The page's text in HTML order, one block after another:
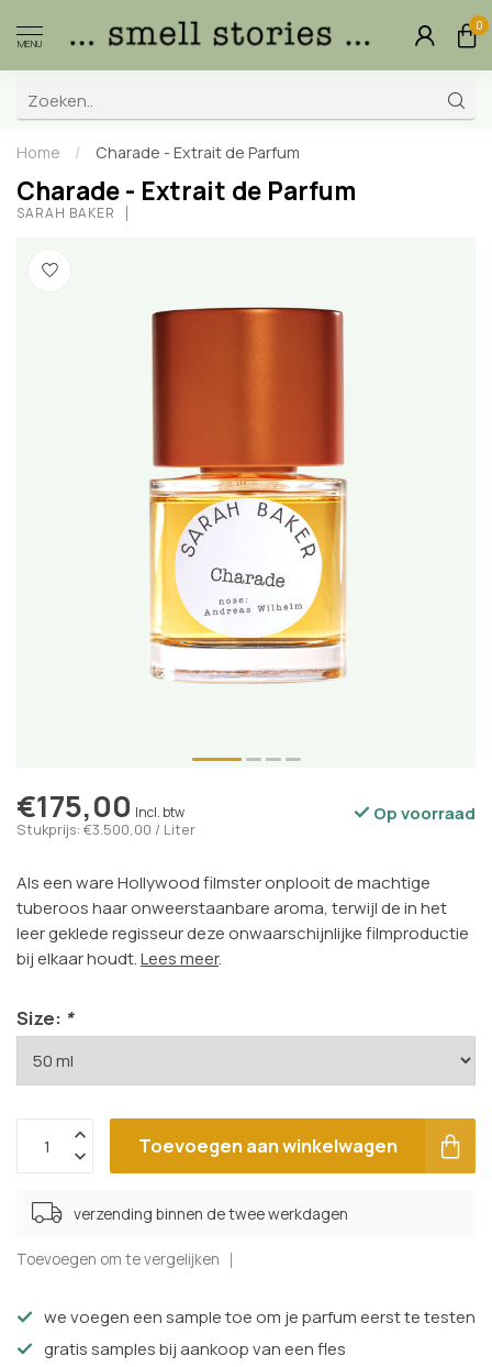
MENU
0
Home / Charade - Extrait de Parfum
Charade - Extrait de Parfum
SARAH BAKER
€175,00 Incl. btw
Stukprijs: €3.500,00 / Liter
Op voorraad
Als een ware Hollywood filmster onplooit de machtige
tuberoos haar onweerstaanbare aroma, terwijl de in het
leer geklede regisseur deze onwaarschijnlijke filmproductie
bij elkaar houdt.Lees meer.
Size: *
Toevoegen aan winkelwagen
verzending binnen de twee werkdagen
Toevoegen om te vergelijken
we voegen een sample toe om je parfum eerst te testen
gratis samples bij aankoop van een fles